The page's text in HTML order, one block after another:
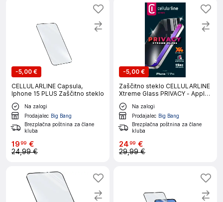
-5,00 €
CELLULARLINE Capsula,
Iphone 15 PLUS Zaščitno steklo
Na zalogi
Prodajalec Big Bang
Brezplačna poštnina za člane
kluba
1999 €
24,99 €
-5,00 €
Zaščitno steklo CELLULARLINE
Xtreme Glass PRIVACY - Apple
iPhone 17 PRO
Na zalogi
Prodajalec Big Bang
Brezplačna poštnina za člane
kluba
2499 €
29,99 €